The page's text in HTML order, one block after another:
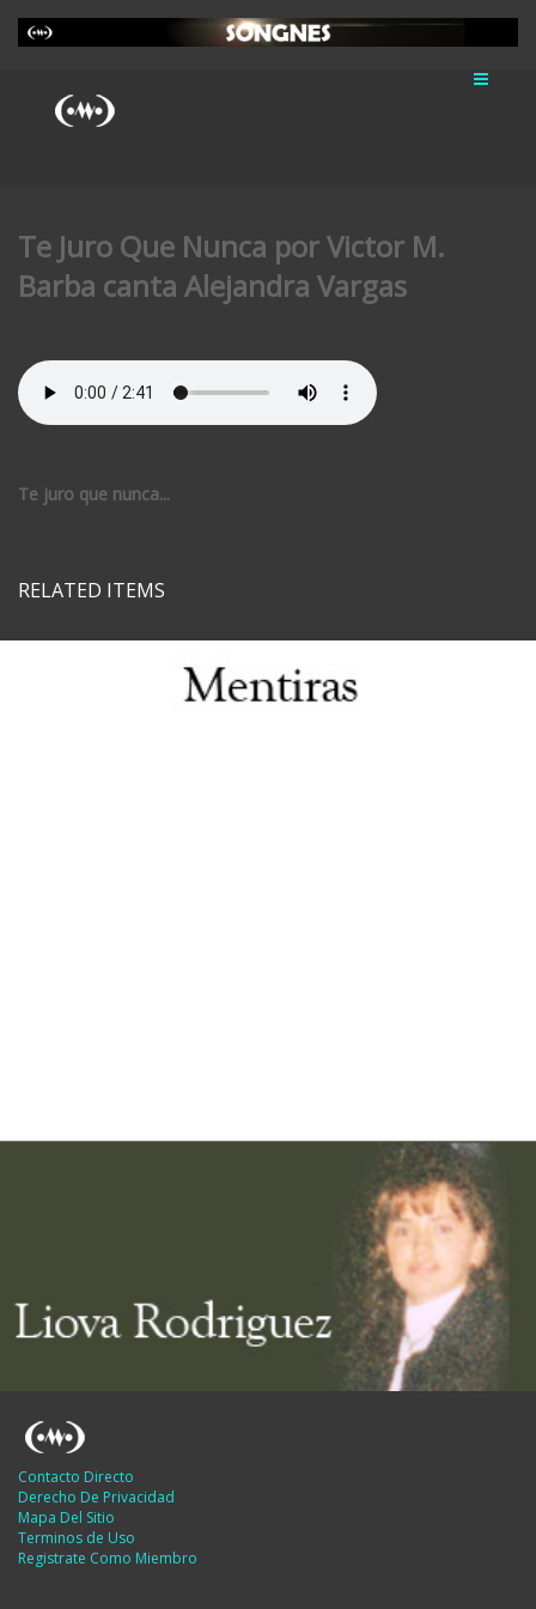
Te Juro Que Nunca por Victor M.
Barba canta Alejandra Vargas
Te juro que nunca...
RELATED ITEMS
Contacto Directo
Derecho De Privacidad
Mapa Del Sitio
Terminos de Uso
Registrate Como Miembro